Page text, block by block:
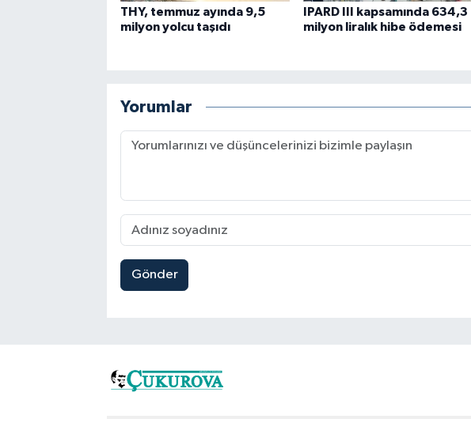
THY, temmuz ayında 9,5
milyon yolcu taşıdı
IPARD III kapsamında 634,3
milyon liralık hibe ödemesi
Yorumlar
Gönder